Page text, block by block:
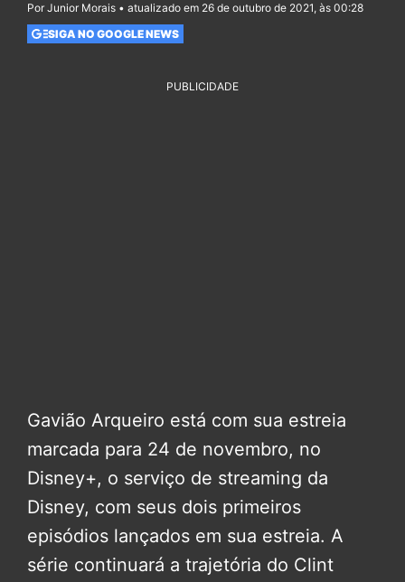
Por Junior Morais • atualizado em 26 de outubro de 2021, às 00:28
SIGA NO GOOGLE NEWS
PUBLICIDADE
Gavião Arqueiro está com sua estreia
marcada para 24 de novembro, no
Disney+, o serviço de streaming da
Disney, com seus dois primeiros
episódios lançados em sua estreia. A
série continuará a trajetória do Clint